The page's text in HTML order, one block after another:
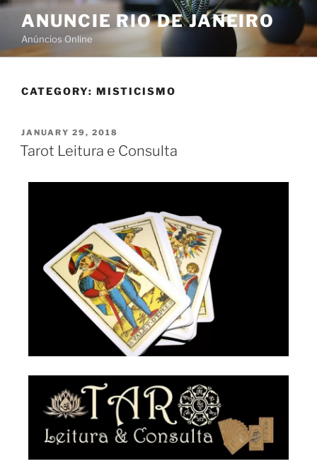
ANUNCIE RIO DE JANEIRO
Anúncios Online
CATEGORY: MISTICISMO
JANUARY 29, 2018
Tarot Leitura e Consulta